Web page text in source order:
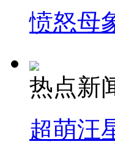
愤怒母
热点新
超萌汪